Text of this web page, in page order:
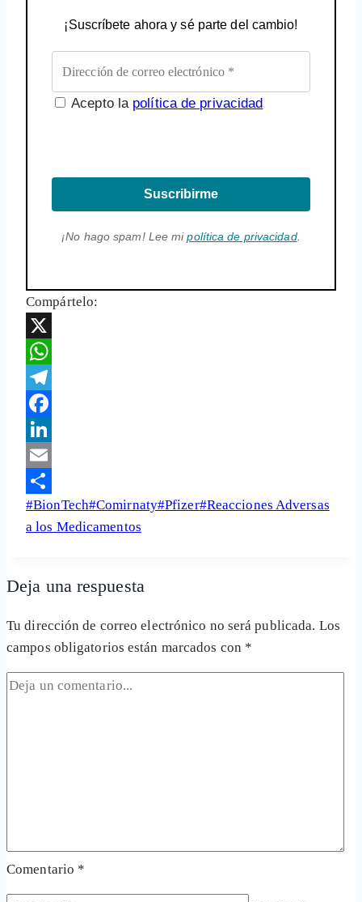
¡Suscríbete ahora y sé parte del cambio!
Acepto la política de privacidad
Suscribirme
¡No hago spam! Lee mipolítica de privacidad.
Compártelo:
X
WhatsApp
Telegram
Facebook
LinkedIn
Email
Share
Etiquetas
de
#BionTech#Comirnaty#Pfizer#Reacciones Adversas
a los Medicamentos
Deja una respuesta
Tu dirección de correo electrónico no será publicada. Los
campos obligatorios están marcados con *
Comentario *